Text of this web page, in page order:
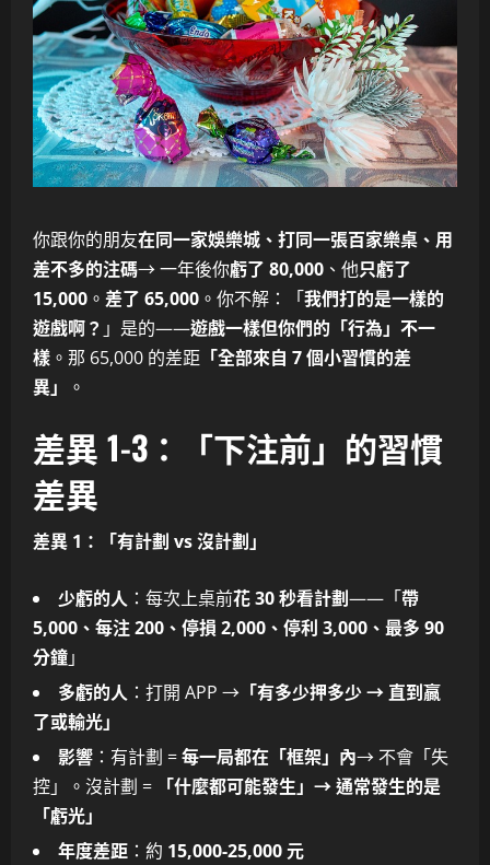
你跟你的朋友在同一家娛樂城、打同一張百家樂桌、用
差不多的注碼→ 一年後你虧了 80,000 、他只虧了
15,000 。 差了 65,000 。你不解：「我們打的是一樣的
遊戲啊？ 」是的——遊戲一樣但你們的「行為」不一
樣 。那 65,000 的差距 「全部來自 7 個小習慣的差
異」
。
差異 1-3：「下注前」的習慣
差異
差異 1：「有計劃 vs 沒計劃」
少虧的人 ：每次上桌前花 30 秒看計劃——「帶
5,000、每注 200、停損 2,000、停利 3,000、最多 90
分鐘」
多虧的人 ：打開 APP → 「有多少押多少 → 直到贏
了或輸光」
影響 ：有計劃 =每一局都在「框架」內→ 不會「失
控」。沒計劃 =
「什麼都可能發生」→ 通常發生的是
「虧光」
年度差距 ：約 15,000-25,000 元